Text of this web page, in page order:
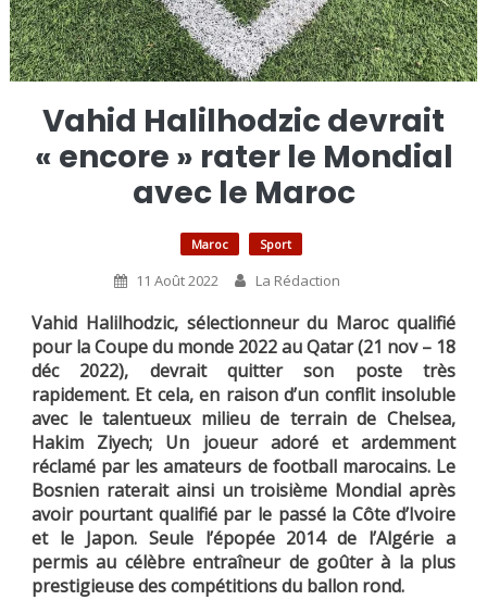
Vahid Halilhodzic devrait
« encore » rater le Mondial
avec le Maroc
Maroc Sport
11 Août 2022 La Rédaction
Vahid Halilhodzic, sélectionneur du Maroc qualifié
pour la Coupe du monde 2022 au Qatar (21 nov – 18
déc 2022), devrait quitter son poste très
rapidement. Et cela, en raison d’un conflit insoluble
avec le talentueux milieu de terrain de Chelsea,
Hakim Ziyech; Un joueur adoré et ardemment
réclamé par les amateurs de football marocains. Le
Bosnien raterait ainsi un troisième Mondial après
avoir pourtant qualifié par le passé la Côte d’Ivoire
et le Japon. Seule l’épopée 2014 de l’Algérie a
permis au célèbre entraîneur de goûter à la plus
prestigieuse des compétitions du ballon rond.